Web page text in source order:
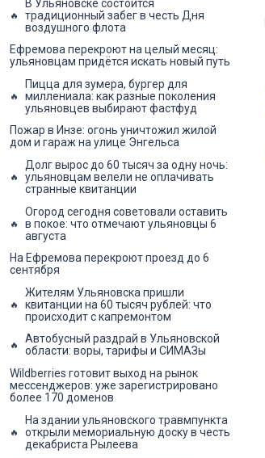
В Ульяновске состоится
традиционный забег в честь Дня
воздушного флота
Ефремова перекроют на целый месяц:
ульяновцам придётся искать новый путь
Пицца для зумера, бургер для
миллениала: как разные поколения
ульяновцев выбирают фастфуд
Пожар в Инзе: огонь уничтожил жилой
дом и гараж на улице Энгельса
Долг вырос до 60 тысяч за одну ночь:
ульяновцам велели не оплачивать
странные квитанции
Огород сегодня советовали оставить
в покое: что отмечают ульяновцы 6
августа
На Ефремова перекроют проезд до 6
сентября
Жителям Ульяновска пришли
квитанции на 60 тысяч рублей: что
происходит с капремонтом
Автобусный раздрай в Ульяновской
области: воры, тарифы и СИМАЗы
Wildberries готовит выход на рынок
мессенджеров: уже зарегистрировано
более 170 доменов
На здании ульяновского травмпункта
открыли мемориальную доску в честь
декабриста Рылеева